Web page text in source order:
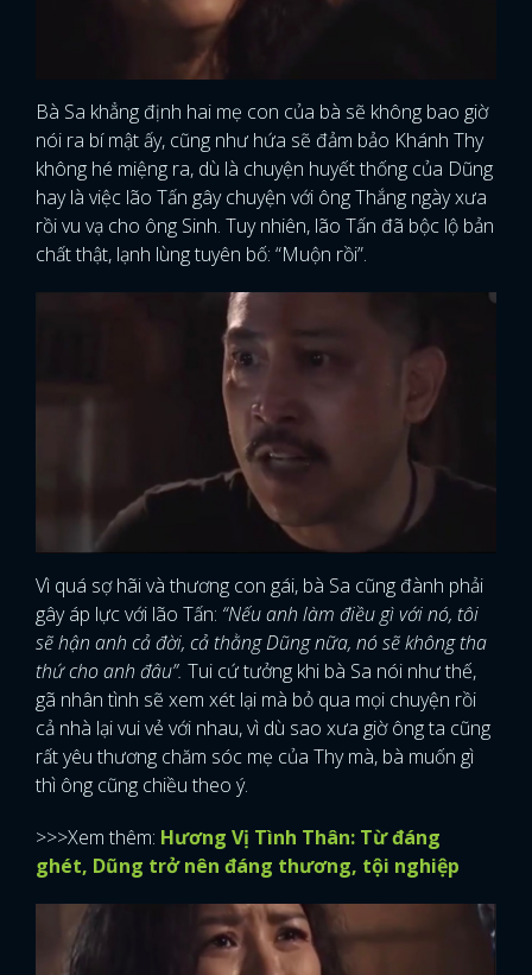
Bà Sa khẳng định hai mẹ con của bà sẽ không bao giờ
nói ra bí mật ấy, cũng như hứa sẽ đảm bảo Khánh Thy
không hé miệng ra, dù là chuyện huyết thống của Dũng
hay là việc lão Tấn gây chuyện với ông Thắng ngày xưa
rồi vu vạ cho ông Sinh. Tuy nhiên, lão Tấn đã bộc lộ bản
chất thật, lạnh lùng tuyên bố: “Muộn rồi”.
Vì quá sợ hãi và thương con gái, bà Sa cũng đành phải
gây áp lực với lão Tấn: “Nếu anh làm điều gì với nó, tôi
sẽ hận anh cả đời, cả thằng Dũng nữa, nó sẽ không tha
thứ cho anh đâu”. Tui cứ tưởng khi bà Sa nói như thế,
gã nhân tình sẽ xem xét lại mà bỏ qua mọi chuyện rồi
cả nhà lại vui vẻ với nhau, vì dù sao xưa giờ ông ta cũng
rất yêu thương chăm sóc mẹ của Thy mà, bà muốn gì
thì ông cũng chiều theo ý.
>>>Xem thêm: Hương Vị Tình Thân: Từ đáng
ghét, Dũng trở nên đáng thương, tội nghiệp